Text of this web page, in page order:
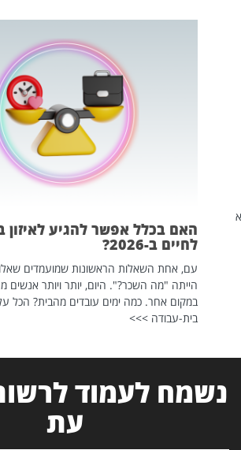
האם בכלל אפשר להגיע לאיזון
לחיים ב-2026?
עם, אחת השאלות הראשונות שמועמדים שאלו
הייתה "מה השכר?". היום, יותר ויותר אנשים
במקום אחר. כמה ימים עובדים מהבית? הכל על
בית-עבודה >>>
נשמח לעמוד
עת